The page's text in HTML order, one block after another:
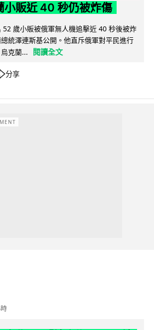
小販近 40 秒仍被炸傷
52 歲小販被俄軍無人機追擊近 40 秒後被炸
統澤連斯基公開。他直斥俄軍對平民進行
烏克蘭...
閱讀全文
分享